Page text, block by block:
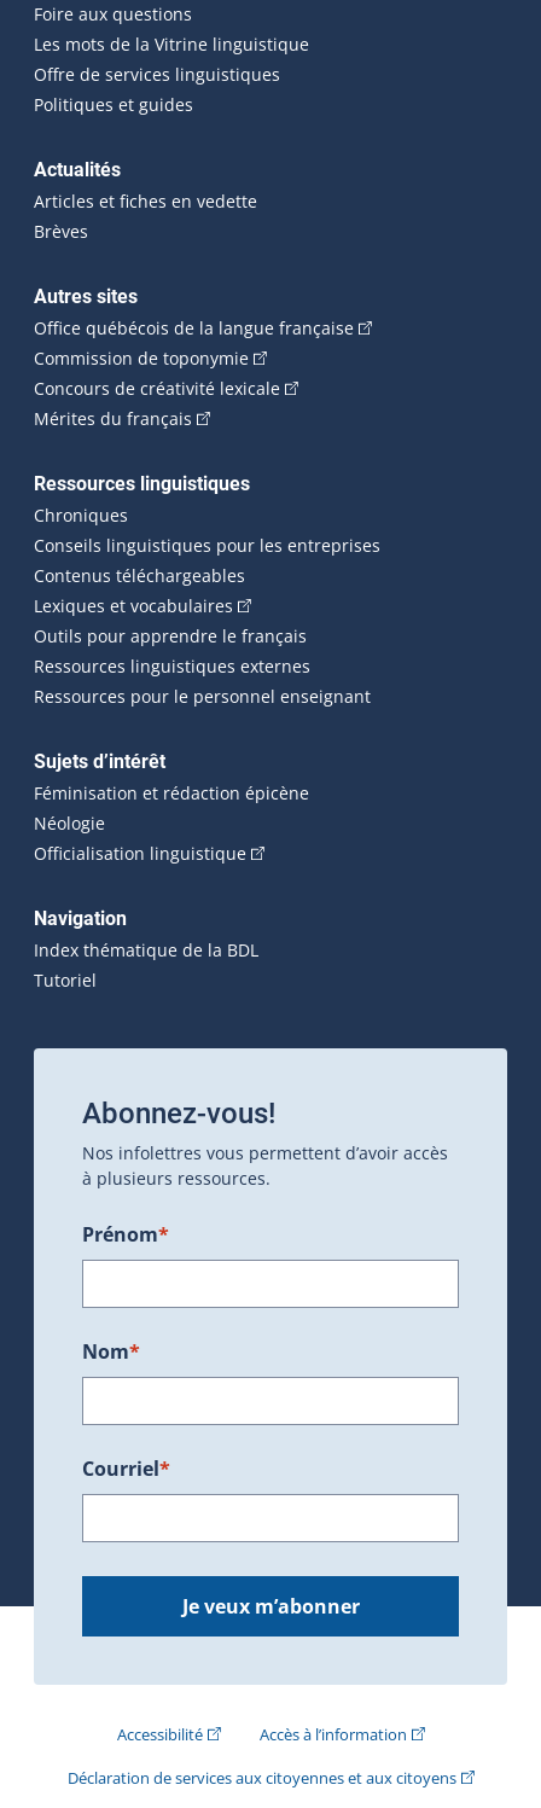
Foire aux questions
Les mots de la Vitrine linguistique
Offre de services linguistiques
Politiques et guides
Actualités
Articles et fiches en vedette
Brèves
Autres sites
Office québécois de la langue française(Cet hyperlien
Commission de toponymie(Cet hyperlien externe s'ouvrira
Concours de créativité lexicale(Cet hyperlien externe
Mérites du français (Cet hyperlien externe s'ouvrira dans une
Ressources linguistiques
Chroniques
Conseils linguistiques pour les entreprises
Contenus téléchargeables
Lexiques et vocabulaires (Cet hyperlien externe s'ouvrira
Outils pour apprendre le français
Ressources linguistiques externes
Ressources pour le personnel enseignant
Sujets d’intérêt
Féminisation et rédaction épicène
Néologie
Officialisation linguistique(Cet hyperlien externe s'ouvrira
Navigation
Index thématique de la BDL
Tutoriel
Abonnez-vous!
Nos infolettres vous permettent d’avoir accès
à plusieurs ressources.
Prénom*
Nom*
Courriel*
Je veux m’abonner
Accessibilité(Cet hyperlien externe s'ouvrira dans une
Accès à l’information(Cet hyperlien
Déclaration de services aux citoyennes et aux citoyens(Cet